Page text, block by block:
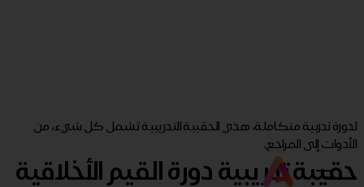
لدورة تدربية متكاملة، هذي الحقيبة التدريبية تشمل كل شيء، من
الأدوات إلى المراجع.
حقيبة تدريبية دورة القيم الأخلاقية